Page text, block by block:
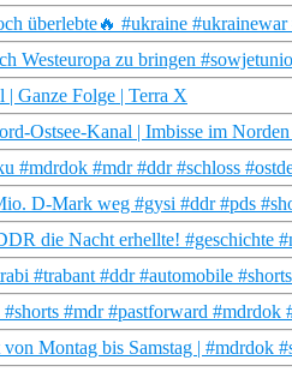
überlebte🔥 #ukraine
Westeuropa zu bringen
Ganze Folge | Terra X
Ostsee-Kanal | Imbisse im
#mdrdok #mdr #ddr #schloss
D-Mark weg #gysi #ddr #pds
die Nacht erhellte! #geschichte
#trabant #ddr #automobile
#mdr #pastforward #mdrdok
Montag bis Samstag | #mdrdok